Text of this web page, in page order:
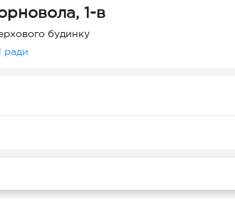
1-в
будинку
ради